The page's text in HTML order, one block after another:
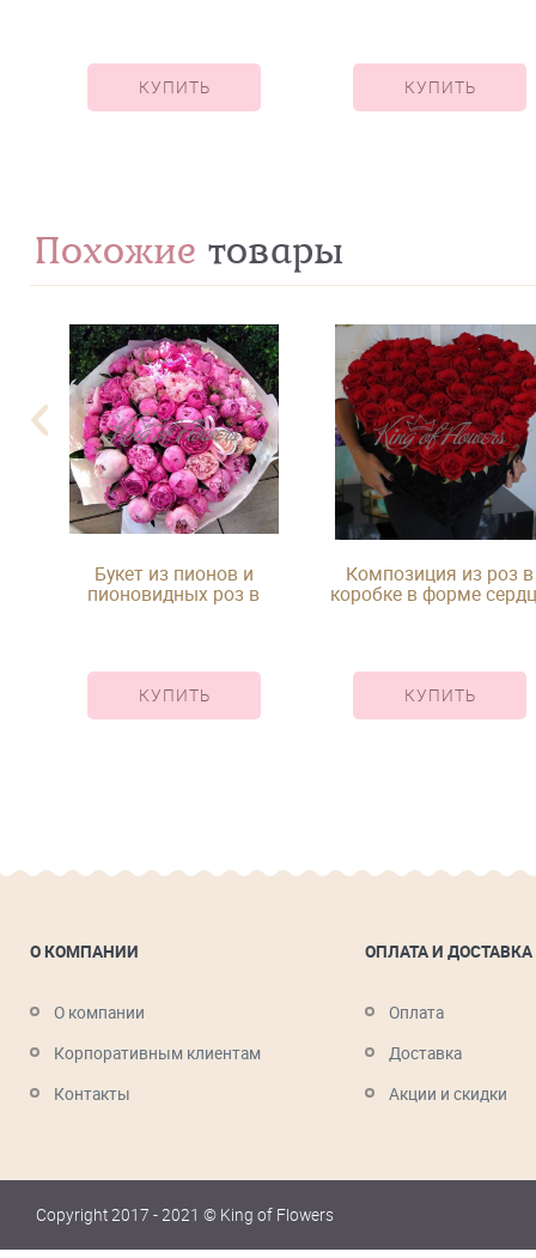
КУПИТЬ КУПИТЬ
Похожие товары
Букет из пионов и
пионовидных роз в
КУПИТЬ
Композиция из роз в
коробке в форме
КУПИТЬ
О КОМПАНИИ
О компании
Корпоративным клиентам
Контакты
ОПЛАТА И ДОСТАВКА
Оплата
Доставка
Акции и скидки
Copyright 2017 - 2021 © King of Flowers